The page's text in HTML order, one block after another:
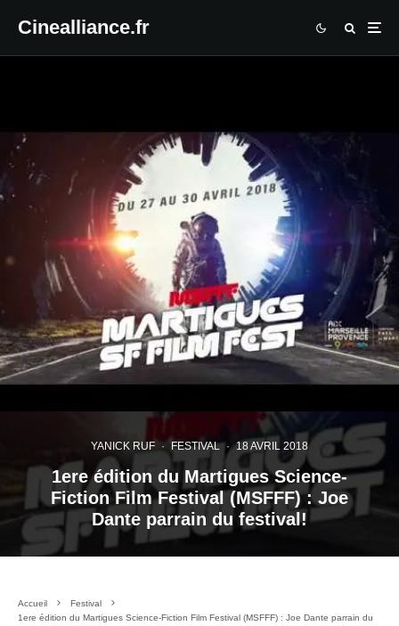
Cinealliance.fr
YANICK RUF · FESTIVAL · 18 AVRIL 2018
1ere édition du Martigues Science-
Fiction Film Festival (MSFFF) : Joe
Dante parrain du festival!
Accueil
Festival
1ere édition du Martigues Science-Fiction Film Festival (MSFFF) : Joe Dante parrain du